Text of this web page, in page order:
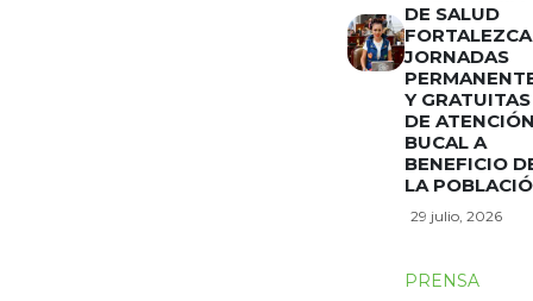
DE SALUD
FORTALEZCA
JORNADAS
Y GRATUITAS
DE
BUCAL A
BENEFICIO
LA
29 julio, 2026
PRENSA